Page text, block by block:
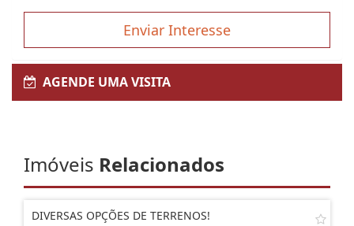
Enviar Interesse
AGENDE UMA VISITA
Imóveis Relacionados
DIVERSAS OPÇÕES DE TERRENOS!